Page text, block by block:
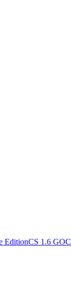
EditionCS 1.6 GO